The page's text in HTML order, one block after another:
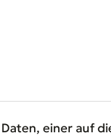
einer auf